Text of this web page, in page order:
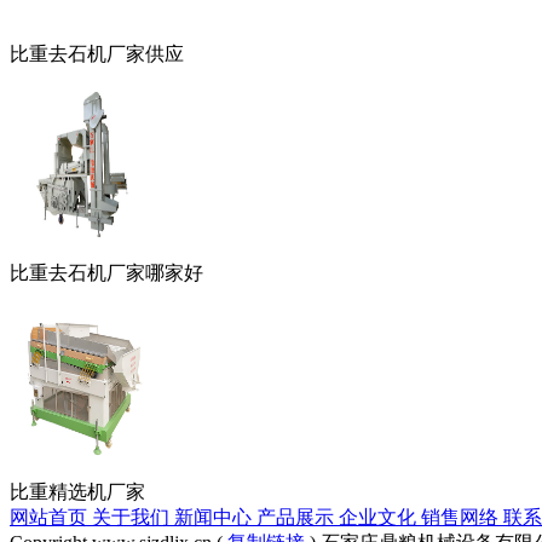
比重去石机厂家供应
比重去石机厂家哪家好
比重精选机厂家
网站首页 关于我们 新闻中心 产品展示 企业文化 销售网络 联